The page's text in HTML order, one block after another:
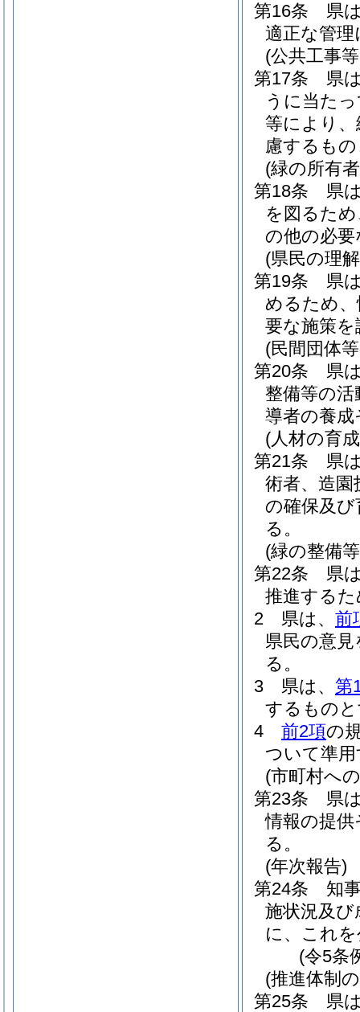
第16条
県
適正な管
(公共工事
第17条
県
うに当た
等により
慮するも
(緑の所有
第18条
県
を図るた
の他の必
(県民の理
第19条
県
めるため
要な施策
(民間団体
第20条
県
整備等の
導者の養
(人材の育
第21条
県
術者、造
の確保及
る。
(緑の整備
第22条
県
推進する
2
県は、 前
県民の意
る。
3
県は、 第
するもの
4
前2項の
ついて準
(市町村へ
第23条
県
情報の提
る。
(年次報告)
第24条
知
施状況及
に、これ
(令5条
(推進体制
第25条
県